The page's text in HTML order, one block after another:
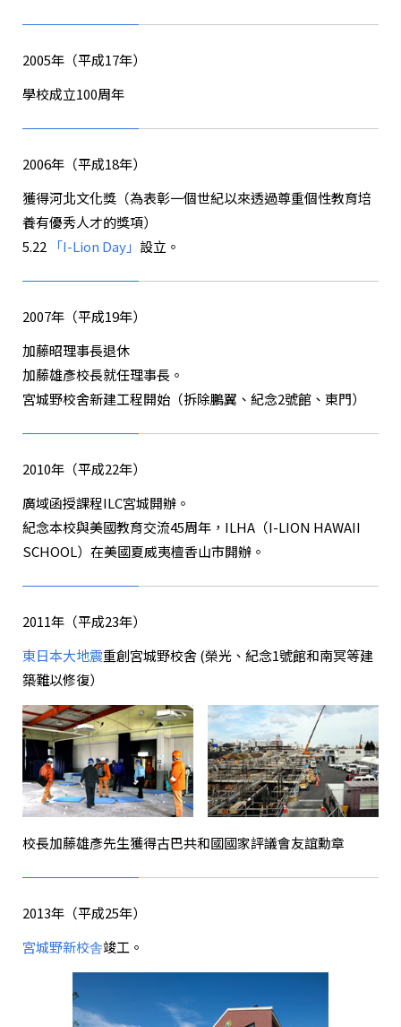
2005年（平成17年）
學校成立100周年
2006年（平成18年）
獲得河北文化獎（為表彰一個世紀以來透過尊重個性教育培
養有優秀人才的獎項）
5.22
「I-Lion Day」 設立。
2007年（平成19年）
加藤昭理事長退休
加藤雄彥校長就任理事長。
宮城野校舍新建工程開始（拆除鵬翼、紀念2號館、東門）
2010年（平成22年）
廣域函授課程ILC宮城開辦。
紀念本校與美國教育交流45周年，ILHA（I-LION HAWAII
SCHOOL）在美國夏威夷檀香山市開辦。
2011年（平成23年）
東日本大地震重創宮城野校舍 (榮光、紀念1號館和南冥等建
築難以修復）
校長加藤雄彥先生獲得古巴共和國國家評議會友誼勳章
2013年（平成25年）
宮城野新校舎竣工。